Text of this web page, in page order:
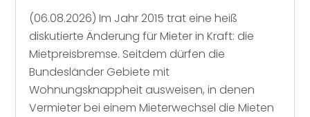
(06.08.2026) Im Jahr 2015 trat eine heiß
diskutierte Änderung für Mieter in Kraft: die
Mietpreisbremse. Seitdem dürfen die
Bundesländer Gebiete mit
Wohnungsknappheit ausweisen, in denen
Vermieter bei einem Mieterwechsel die Mieten